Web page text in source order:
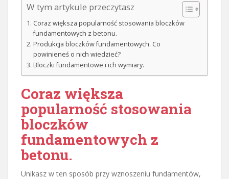
W tym artykule przeczytasz
Coraz większa popularność stosowania bloczków
fundamentowych z betonu.
Produkcja bloczków fundamentowych. Co
powinieneś o nich wiedzieć?
Bloczki fundamentowe i ich wymiary.
Coraz większa
popularność stosowania
bloczków
fundamentowych z
betonu.
Unikasz w ten sposób przy wznoszeniu fundamentów,